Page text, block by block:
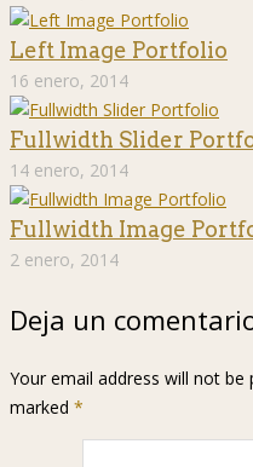
Left Image Portfolio
16 enero, 2014
Fullwidth Slider
14 enero, 2014
Fullwidth Image
2 enero, 2014
Deja un
Your email address will not be
marked *